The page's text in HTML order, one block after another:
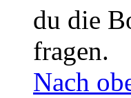
du die
fragen.
Nach